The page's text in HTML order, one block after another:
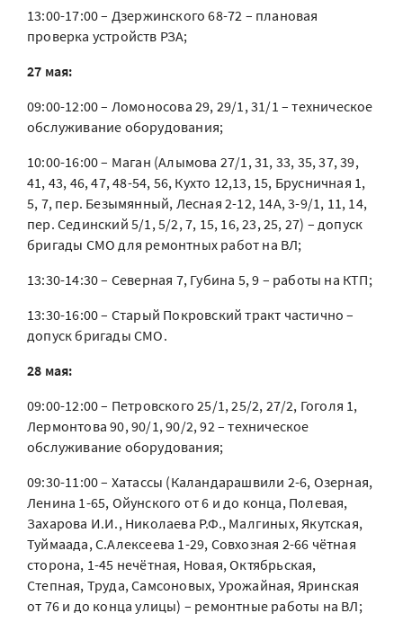
13:00-17:00 – Дзержинского 68-72 – плановая
проверка устройств РЗА;
27 мая:
09:00-12:00 – Ломоносова 29, 29/1, 31/1 – техническое
обслуживание оборудования;
10:00-16:00 – Маган (Алымова 27/1, 31, 33, 35, 37, 39,
41, 43, 46, 47, 48-54, 56, Кухто 12,13, 15, Брусничная 1,
5, 7, пер. Безымянный, Лесная 2-12, 14А, 3-9/1, 11, 14,
пер. Сединский 5/1, 5/2, 7, 15, 16, 23, 25, 27) – допуск
бригады СМО для ремонтных работ на ВЛ;
13:30-14:30 – Северная 7, Губина 5, 9 – работы на КТП;
13:30-16:00 – Старый Покровский тракт частично –
допуск бригады СМО.
28 мая:
09:00-12:00 – Петровского 25/1, 25/2, 27/2, Гоголя 1,
Лермонтова 90, 90/1, 90/2, 92 – техническое
обслуживание оборудования;
09:30-11:00 – Хатассы (Каландарашвили 2-6, Озерная,
Ленина 1-65, Ойунского от 6 и до конца, Полевая,
Захарова И.И., Николаева Р.Ф., Малгиных, Якутская,
Туймаада, С.Алексеева 1-29, Совхозная 2-66 чётная
сторона, 1-45 нечётная, Новая, Октябрьская,
Степная, Труда, Самсоновых, Урожайная, Яринская
от 76 и до конца улицы) – ремонтные работы на ВЛ;